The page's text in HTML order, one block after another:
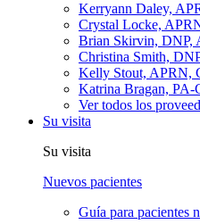
Kerryann Daley,
Crystal Locke,
Brian Skirvin, DNP,
Christina Smith,
Kelly Stout, APRN,
Katrina Bragan, PA-
Ver todos los
Su visita
Su visita
Nuevos pacientes
Guía para pacientes